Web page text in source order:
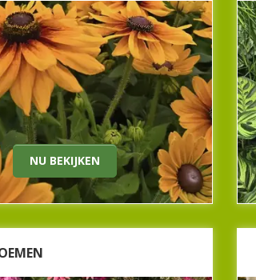
NU BEKIJKEN
Beeker Tuincentrum hebben we een
assortiment, vers geleverde
Van bomen tot heesters, van
tot klimfruit. Kom langs en kijk ook
bij onze potterie voor een mooie
bloempot.